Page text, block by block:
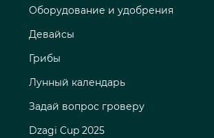
Оборудование и удобрения
Девайсы
Грибы
Лунный календарь
Задай вопрос гроверу
Dzagi Cup 2025